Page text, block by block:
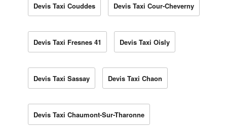
Devis Taxi Couddes Devis Taxi Cour-Cheverny
Devis Taxi Fresnes 41 Devis Taxi Oisly
Devis Taxi Sassay Devis Taxi Chaon
Devis Taxi Chaumont-Sur-Tharonne